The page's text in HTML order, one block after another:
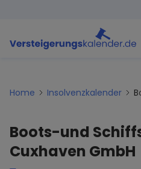
Home Insolvenzkalender
Boots-und
Cuxhaven GmbH